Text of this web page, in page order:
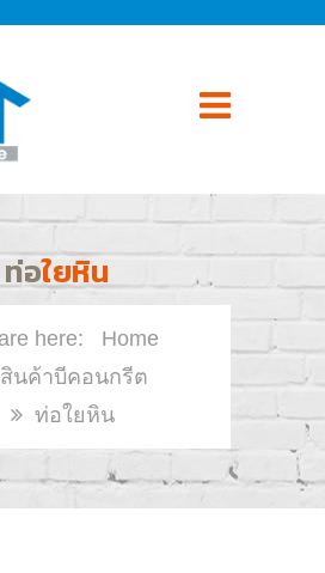
ท่อใยหิน
Home
สินค้าบีคอนกรีต
ท่อใยหิน